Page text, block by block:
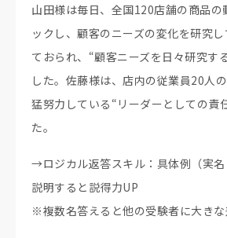
山田様は毎日、全国120店舗の商品の
ックし、顧客のニーズの変化を研究
ておられ、“顧客ニーズを日々研究す
した。佐藤様は、店内の従業員20人
猛努力している“リーダーとしての責
た。
→ロジカル返答スキル：具体例（実名
説明すると説得力UP
※複数名答えると他の受験者に大き